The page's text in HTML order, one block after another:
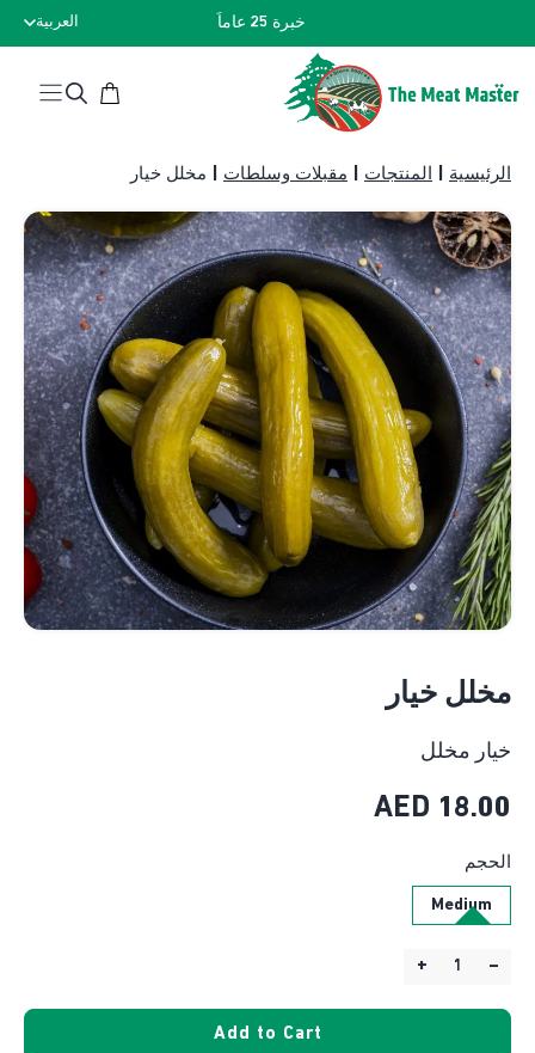
خبرة 25 عاماً العربية
الرئيسية المنتجات مقبلات وسلطات مخلل خيار
مخلل خيار
خيار مخلل
18.00
AED
الحجم
Medium
–
+
Add to Cart